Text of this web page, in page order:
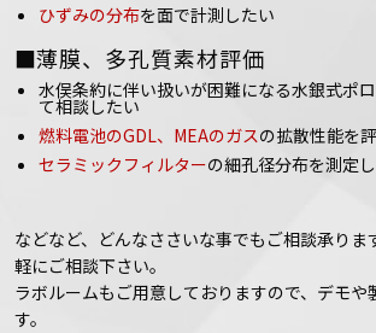
ひずみの分布を面で計測したい
■薄膜、多孔質素材評価
水俣条約に伴い扱いが困難になる水銀式ポ
て相談したい
燃料電池のGDL、MEAのガスの拡散性能を
セラミックフィルターの細孔径分布を測定
などなど、どんなささいな事でもご相談承りま
軽にご相談下さい。
ラボルームもご用意しておりますので、デモや
す。